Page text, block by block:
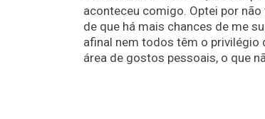
aconteceu comigo. Optei por
de que há mais chances de me
afinal nem todos têm o privilégio
área de gostos pessoais, o que